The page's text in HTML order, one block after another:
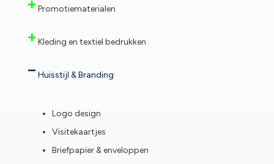
Promotiematerialen
Kleding en textiel bedrukken
Huisstijl & Branding
Logo design
Visitekaartjes
Briefpapier & enveloppen